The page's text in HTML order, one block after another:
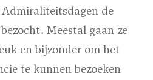
de
Meestal gaan ze
en bijzonder om het
te kunnen bezoeken